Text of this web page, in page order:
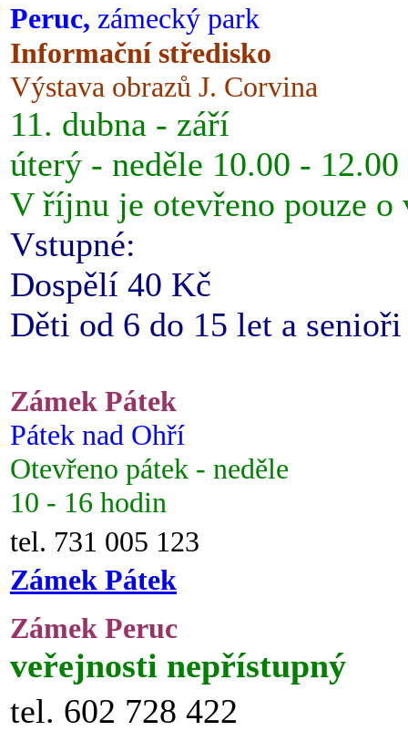
Peruc, zámecký park
Informační středisko
Výstava obrazů J. Corvina
11. dubna - září
úterý - neděle 10.00 -
V říjnu je otevřeno pouze o
Vstupné:
Dospělí 40 Kč
Děti od 6 do 15 let a
Zámek Pátek
Pátek nad Ohří
Otevřeno pátek - neděle
10 - 16 hodin
tel. 731 005 123
Zámek Pátek
Zámek Peruc
veřejnosti nepřístupný
tel. 602 728 422